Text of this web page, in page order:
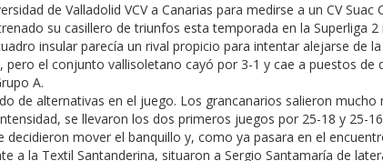
de Valladolid VCV a Canarias para medirse a un CV Suac
su casillero de triunfos esta temporada en la Superliga 2
insular parecía un rival propicio para intentar alejarse de
pero el conjunto vallisoletano cayó por 3-1 y cae a puestos de
A.
de alternativas en el juego. Los grancanarios salieron mucho
se llevaron los dos primeros juegos por 25-18 y 25-
decidieron mover el banquillo y, como ya pasara en el
a la Textil Santanderina, situaron a Sergio Santamaría de